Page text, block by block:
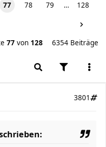
77 78 79 … 128
77 von 128 6354 Beiträge
3801